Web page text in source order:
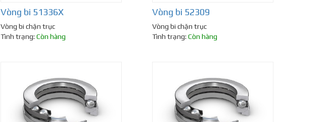
Vòng bi 51336X
Vòng bi chặn trục
Tình trạng: Còn hàng
Vòng bi 52309
Vòng bi chặn trục
Tình trạng: Còn hàng